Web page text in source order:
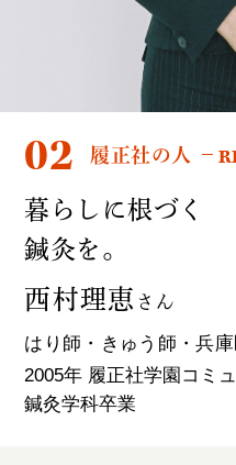
02 履正社の人 −
暮らしに根づく
鍼灸を。
西村理恵 さん
はり師・きゅう師・兵
2005年 履正社学園コミ
鍼灸学科卒業